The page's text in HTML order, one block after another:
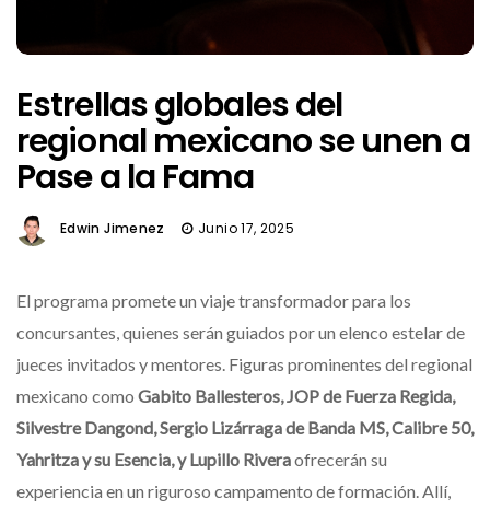
Estrellas globales del
regional mexicano se unen a
Pase a la Fama
Edwin Jimenez Junio 17, 2025
El programa promete un viaje transformador para los
concursantes, quienes serán guiados por un elenco estelar de
jueces invitados y mentores. Figuras prominentes del regional
mexicano como Gabito Ballesteros, JOP de Fuerza Regida,
Silvestre Dangond, Sergio Lizárraga de Banda MS, Calibre 50,
Yahritza y su Esencia, y Lupillo Riveraofrecerán su
experiencia en un riguroso campamento de formación. Allí,